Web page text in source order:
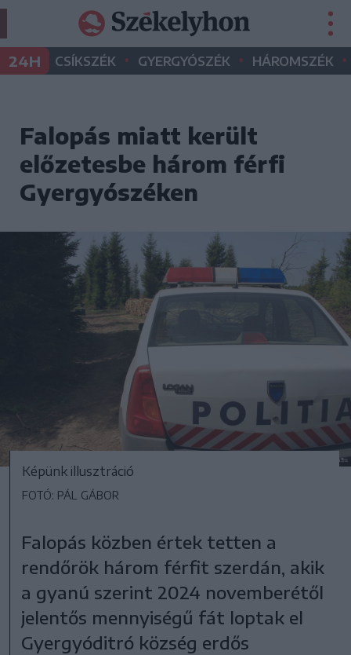
24H CSÍKSZÉK • GYERGYÓSZÉK • HÁROMSZÉK •
Falopás miatt került
előzetesbe három férfi
Gyergyószéken
Képünk illusztráció
FOTÓ: PÁL GÁBOR
Falopás közben értek tetten a
rendőrök három férfit szerdán, akik
a gyanú szerint 2024 novemberétől
jelentős mennyiségű fát loptak el
Gyergyóditró község erdős